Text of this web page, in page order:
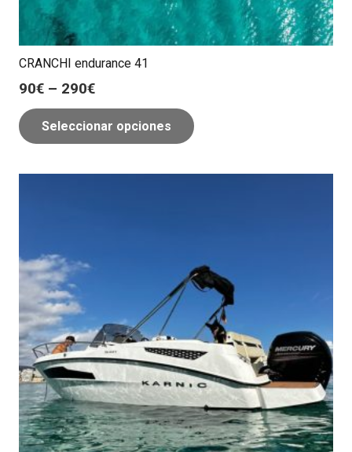
CRANCHI endurance 41
90€ – 290€
Seleccionar opciones